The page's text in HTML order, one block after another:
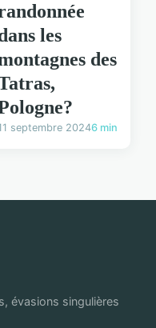
les
des
septembre 20246 min
évasions singulières